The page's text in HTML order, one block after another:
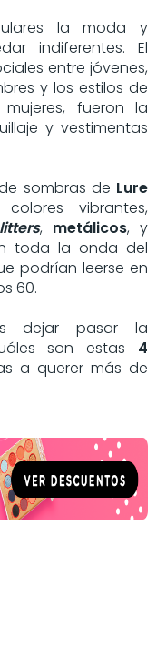
la moda y
indiferentes. El
entre jóvenes,
y los estilos de
fueron la
y vestimentas
sombras de Lure
vibrantes,
, metálicos, y
toda la onda del
podrían leerse en
60.
dejar pasar la
son estas
4
a querer más de